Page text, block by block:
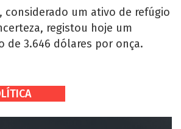
considerado um ativo de refúgio
registou hoje um
de 3.646 dólares por onça.